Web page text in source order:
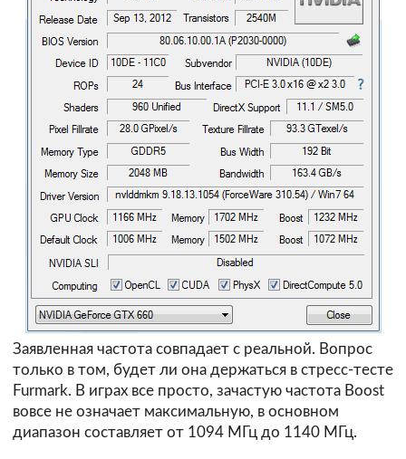
Заявленная частота совпадает с реальной. Вопрос
только в том, будет ли она держаться в стресс-тесте
Furmark. В играх все просто, зачастую частота Boost
вовсе не означает максимальную, в основном
диапазон составляет от 1094 МГц до 1140 МГц.